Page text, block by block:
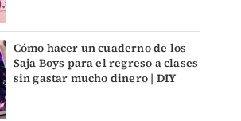
Cómo hacer un cuaderno de los
Saja Boys para el regreso a clases
sin gastar mucho dinero | DIY